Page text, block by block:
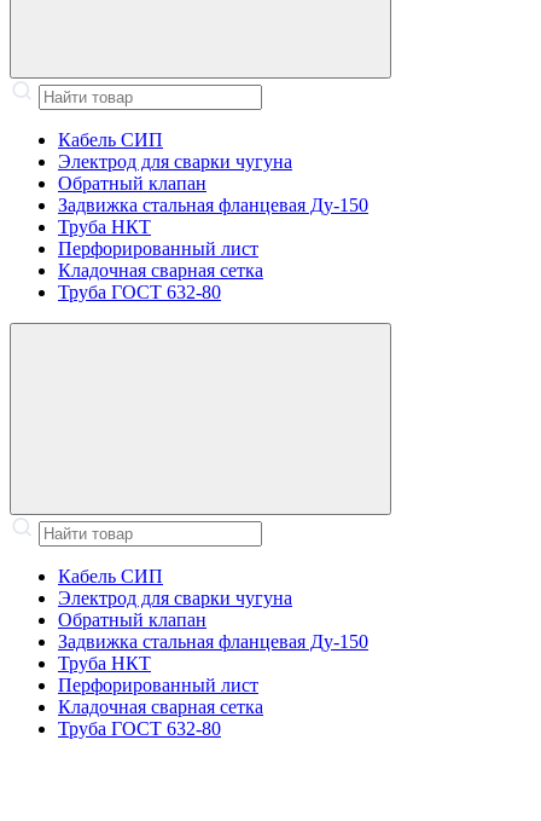
Кабель СИП
Электрод для сварки чугуна
Обратный клапан
Задвижка стальная фланцевая Ду-150
Труба НКТ
Перфорированный лист
Кладочная сварная сетка
Труба ГОСТ 632-80
Кабель СИП
Электрод для сварки чугуна
Обратный клапан
Задвижка стальная фланцевая Ду-150
Труба НКТ
Перфорированный лист
Кладочная сварная сетка
Труба ГОСТ 632-80